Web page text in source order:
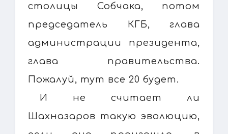
столицы Собчака, потом
председатель КГБ, глава
администрации президента,
глава правительства.
Пожалуй, тут все 20 будет.
И не считает ли
Шахназаров такую эволюцию,